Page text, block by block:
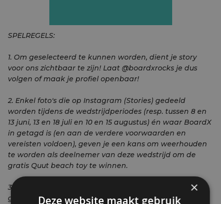
SPELREGELS:
1. Om geselecteerd te kunnen worden, dient je story
voor ons zichtbaar te zijn! Laat @boardxrocks je dus
volgen of maak je profiel openbaar!
2. Enkel foto's die op Instagram (Stories) gedeeld
worden tijdens de wedstrijdperiodes (resp. tussen 8 en
13 juni, 13 en 18 juli en 10 en 15 augustus) én waar BoardX
in getagd is (en aan de verdere voorwaarden en
vereisten voldoen), geven je een kans om weerhouden
te worden als deelnemer van deze wedstrijd om de
gratis Quut beach toy te winnen.
3. In geval van overmacht of onvoorziene
gebeurtenissen behoudt BoardX zich het recht voor de
×
Deze website maakt gebruik